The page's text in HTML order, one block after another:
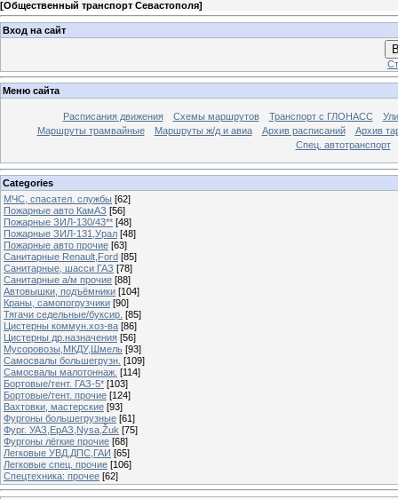
[Общественный транспорт Севастополя]
Вход на сайт
Меню сайта
Расписания движения Схемы маршрутов Транспорт с ГЛОНАСС
Маршруты трамвайные
Маршруты ж/д и авиа Архив расписаний
Архив
Спец. автотранспорт
Categories
МЧС, спасател. службы [62]
Пожарные авто КамАЗ [56]
Пожарные ЗИЛ-130/43** [48]
Пожарные ЗИЛ-131,Урал [48]
Пожарные авто прочие [63]
Санитарные Renault,Ford [85]
Санитарные, шасси ГАЗ [78]
Санитарные а/м прочие [88]
Автовышки, подъёмники [104]
Краны, самопогрузчики [90]
Тягачи седельные/буксир. [85]
Цистерны коммун.хоз-ва [86]
Цистерны др.назначения [56]
Мусоровозы,МКДУ,Шмель [93]
Самосвалы большегрузн. [109]
Самосвалы малотоннаж. [114]
Бортовые/тент. ГАЗ-5* [103]
Бортовые/тент. прочие [124]
Вахтовки, мастерские [93]
Фургоны большегрузные [61]
Фург. УАЗ,ЕрАЗ,Nysa,Žuk [75]
Фургоны лёгкие прочие [68]
Легковые УВД,ДПС,ГАИ [65]
Легковые спец. прочие [106]
Спецтехника: прочее [62]